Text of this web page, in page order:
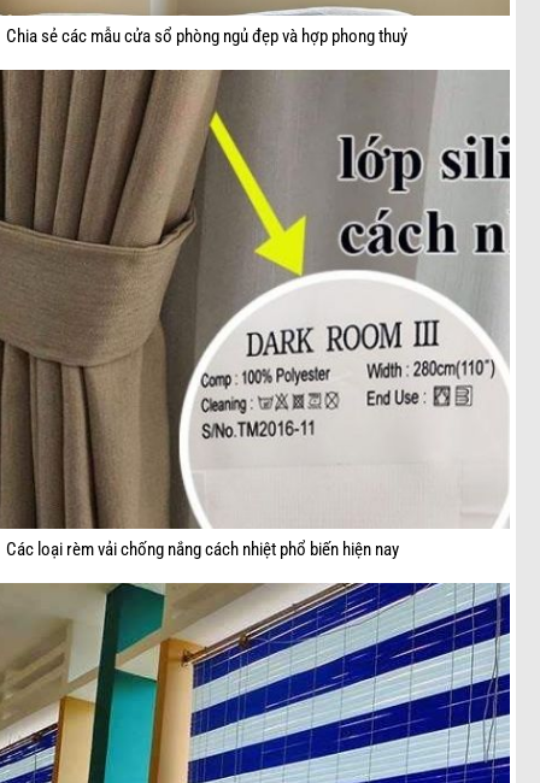
Chia sẻ các mẫu cửa sổ phòng ngủ đẹp và hợp phong thuỷ
Các loại rèm vải chống nắng cách nhiệt phổ biến hiện nay